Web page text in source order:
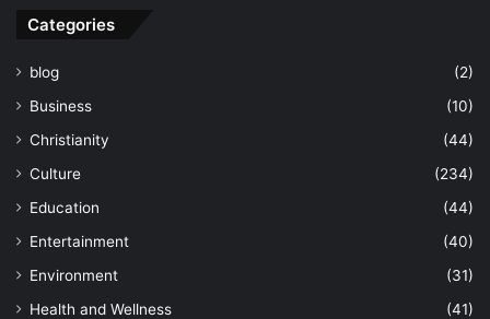
Categories
blog
(2)
Business
(10)
Christianity
(44)
Culture
(234)
Education
(44)
Entertainment
(40)
Environment
(31)
Health and Wellness
(41)